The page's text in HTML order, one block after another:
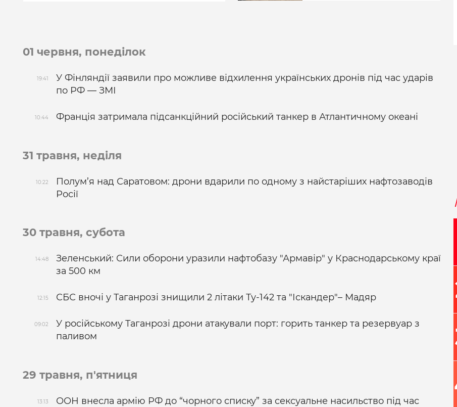
01 червня, понеділок
19:41
У Фінляндії заявили про можливе відхилення українських дронів під час ударів
по РФ — ЗМІ
10:44 Франція затримала підсанкційний російський танкер в Атлантичному океані
31 травня, неділя
10:22
Полум’я над Саратовом: дрони вдарили по одному з найстаріших нафтозаводів
Росії
30 травня, субота
14:48
Зеленський: Сили оборони уразили нафтобазу "Армавір" у Краснодарському краї
за 500 км
12:15 СБС вночі у Таганрозі знищили 2 літаки Ту-142 та "Іскандер"– Мадяр
09:02
У російському Таганрозі дрони атакували порт: горить танкер та резервуар з
паливом
29 травня, п'ятниця
13:13
ООН внесла армію РФ до “чорного списку” за сексуальне насильство під час